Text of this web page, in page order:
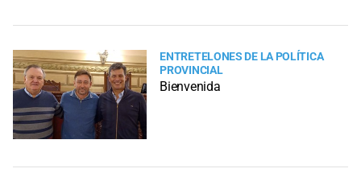
ENTRETELONES DE LA POLÍTICA
PROVINCIAL
Bienvenida